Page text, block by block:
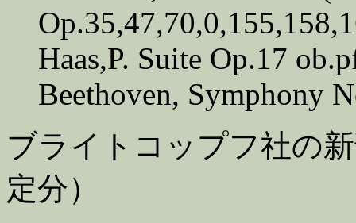
Haas,P. Suite Op.17
Beethoven, Symphony
ブライトコップフ社の
定分）